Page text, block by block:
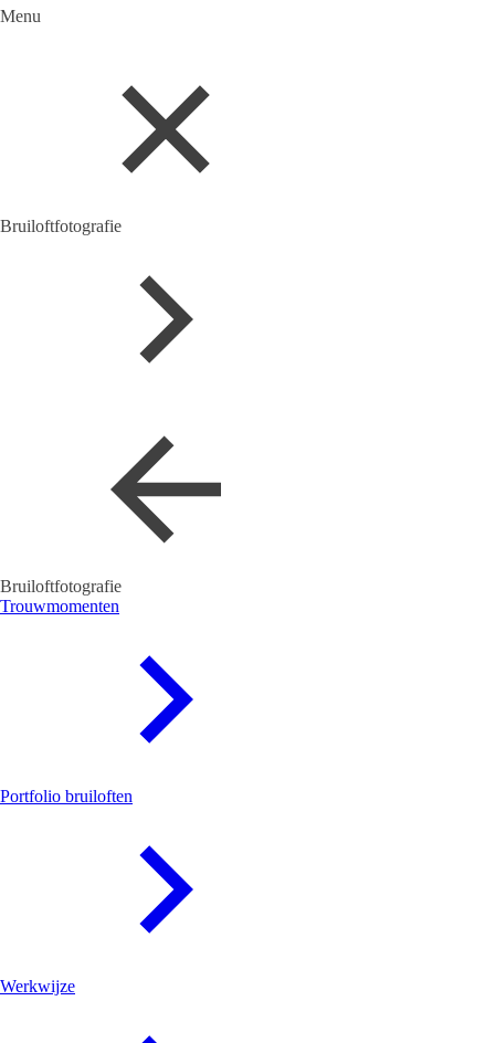
Menu
Bruiloftfotografie
Bruiloftfotografie
Trouwmomenten
Portfolio bruiloften
Werkwijze